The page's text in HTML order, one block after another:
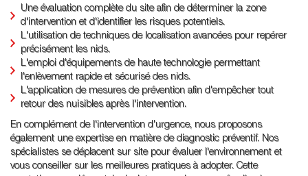
Une évaluation complète du site afin de déterminer la zone
d'intervention et d'identifier les risques potentiels.
L'utilisation de techniques de localisation avancées pour repérer
précisément les nids.
L'emploi d'équipements de haute technologie permettant
l'enlèvement rapide et sécurisé des nids.
L'application de mesures de prévention afin d'empêcher tout
retour des nuisibles après l'intervention.
En complément de l'intervention d'urgence, nous proposons
également une expertise en matière de diagnostic préventif. Nos
spécialistes se déplacent sur site pour évaluer l'environnement et
vous conseiller sur les meilleures pratiques à adopter. Cette